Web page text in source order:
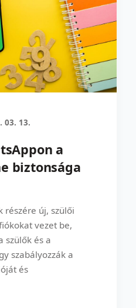
03. 13.
a
biztonsága
részére új, szülői
vezet be,
szülők és a
szabályozzák a
és